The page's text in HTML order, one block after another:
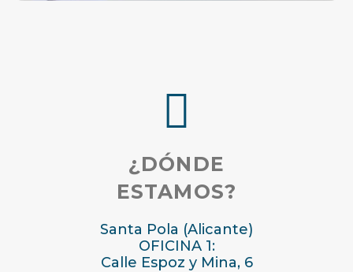
¿DÓNDE
ESTAMOS?
Santa Pola (Alicante)
OFICINA 1:
Calle Espoz y Mina, 6